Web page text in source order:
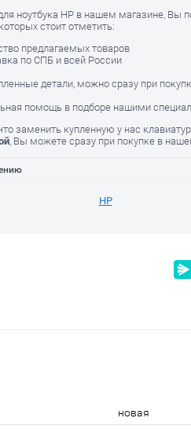
для ноутбука HP
руб.
руб.
ca0000
ноутбука HP в нашем магазине, Вы
стоит отметить:
предлагаемых товаров
по СПБ и всей России
детали, можно сразу при
помощь в подборе нашими
заменить купленную у нас
, Вы можете сразу при покупке в
HP
новая